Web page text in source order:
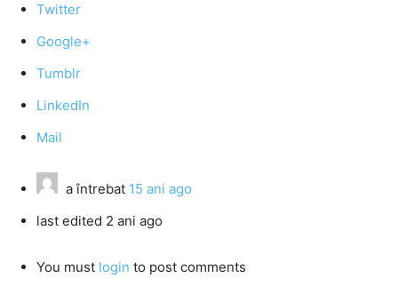
Twitter
Google+
Tumblr
LinkedIn
Mail
a întrebat 15 ani ago
last edited 2 ani ago
You must login to post comments